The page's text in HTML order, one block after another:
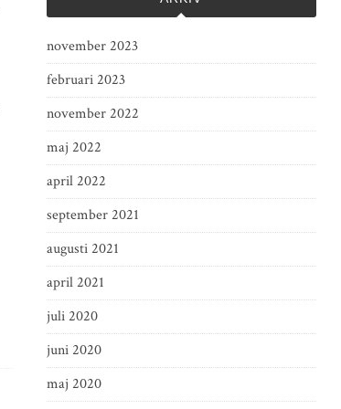
november 2023
februari 2023
november 2022
maj 2022
april 2022
september 2021
augusti 2021
april 2021
juli 2020
juni 2020
maj 2020